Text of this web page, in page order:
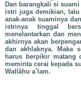
Dan barangkali si
istri juga demikian,
anak-anak suaminya
istrinya tinggal
menelantarkan dan
akhirnya akan
dan akhlaknya. Maka
harus berpikir
meminta cerai kepada
Wallâhu a`lam.